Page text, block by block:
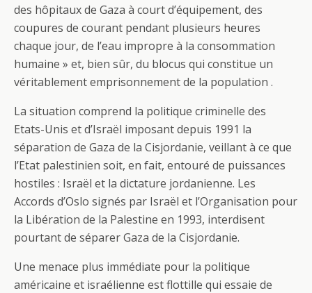
des hôpitaux de Gaza à court d’équipement, des
coupures de courant pendant plusieurs heures
chaque jour, de l’eau impropre à la consommation
humaine » et, bien sûr, du blocus qui constitue un
véritablement emprisonnement de la population .
La situation comprend la politique criminelle des
Etats-Unis et d’Israël imposant depuis 1991 la
séparation de Gaza de la Cisjordanie, veillant à ce que
l’Etat palestinien soit, en fait, entouré de puissances
hostiles : Israël et la dictature jordanienne. Les
Accords d’Oslo signés par Israël et l’Organisation pour
la Libération de la Palestine en 1993, interdisent
pourtant de séparer Gaza de la Cisjordanie.
Une menace plus immédiate pour la politique
américaine et israélienne est flottille qui essaie de